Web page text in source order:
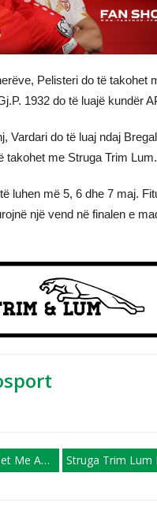
Pelisteri do të takohet
1932 do të luajë kundër
Vardari do të luaj ndaj
takohet me Struga Trim Lum.
luhen më 5, 6 dhe 7 maj.
një vend në finalen e
Përfaqësues Futbollistik Struga Trim Lum Mundet Nga AP Brera, KF Arsimi